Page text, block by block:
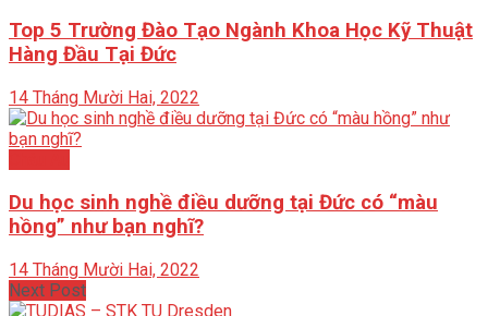
Top 5 Trường Đào Tạo Ngành Khoa Học Kỹ Thuật
Hàng Đầu Tại Đức
14 Tháng Mười Hai, 2022
Du học sinh nghề điều dưỡng tại Đức có “màu
hồng” như bạn nghĩ?
14 Tháng Mười Hai, 2022
Next Post